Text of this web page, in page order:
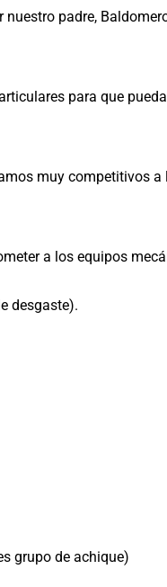
padre,
para que
muy competitivos
a los equipos
desgaste).
grupo de achique)